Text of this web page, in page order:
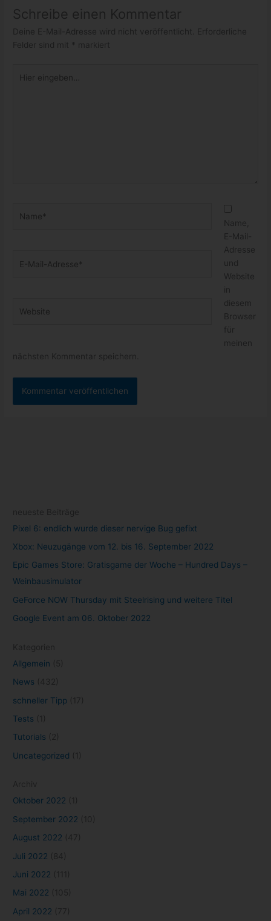
Schreibe einen Kommentar
Deine E-Mail-Adresse wird nicht veröffentlicht.
Erforderliche
Felder sind mit * markiert
eingeben…
Mail-
Name,
E-Mail-
Adresse
und
Website
in
diesem
Browser
für
meinen
nächsten Kommentar speichern.
Pixel 6: endlich wurde dieser nervige Bug gefixt
Xbox: Neuzugänge vom 12. bis 16. September 2022
Epic Games Store: Gratisgame der Woche – Hundred Days –
Weinbausimulator
GeForce NOW Thursday mit Steelrising und weitere Titel
Google Event am 06. Oktober 2022
Allgemein
News
schneller Tipp
Tests
Tutorials
Uncategorized
Oktober 2022
September 2022
August 2022
Juli 2022
Juni 2022
Mai 2022
April 2022